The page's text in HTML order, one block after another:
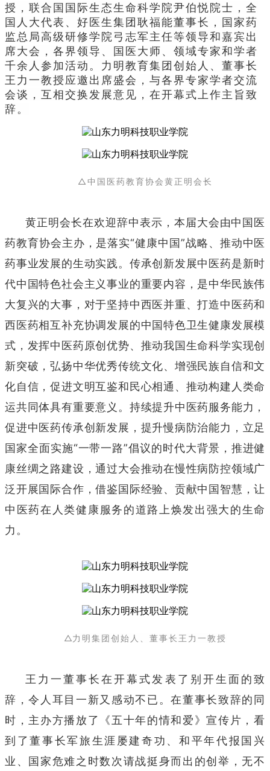
授，联合国国际生态生命科学院尹伯悦院士，全
国人大代表、好医生集团耿福能董事长，国家药
监总局高级研修学院弓志军主任等领导和嘉宾出
席大会，各界领导、国医大师、领域专家和学者
千余人参加活动。力明教育集团创始人、董事长
王力一教授应邀出席盛会，与各界专家学者交流
会谈，互相交换发展意见，在开幕式上作主旨致
辞。
△中国医药教育协会黄正明会长
黄正明会长在欢迎辞中表示，本届大会由中国医
药教育协会主办，是落实“健康中国”战略、推动中医
药事业发展的生动实践。传承创新发展中医药是新时
代中国特色社会主义事业的重要内容，是中华民族伟
大复兴的大事，对于坚持中西医并重、打造中医药和
西医药相互补充协调发展的中国特色卫生健康发展模
式，发挥中医药原创优势、推动我国生命科学实现创
新突破，弘扬中华优秀传统文化、增强民族自信和文
化自信，促进文明互鉴和民心相通、推动构建人类命
运共同体具有重要意义。持续提升中医药服务能力，
促进中医药传承创新发展，提升慢病防治能力，立足
国家全面实施“一带一路”倡议的时代大背景，推进健
康丝绸之路建设，通过大会推动在慢性病防控领域广
泛开展国际合作，借鉴国际经验、贡献中国智慧，让
中医药在人类健康服务的道路上焕发出强大的生命
力。
△力明集团创始人、董事长王力一教授
王力一董事长在开幕式发表了别开生面的致
辞，令人耳目一新又感动不已。在董事长致辞的同
时，主办方播放了《五十年的情和爱》宣传片，看
到了董事长军旅生涯屡建奇功、和平年代报国兴
业、国家危难之时数次请战挺身而出的创举，无不